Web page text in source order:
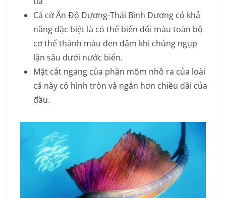
Cá cờ Ấn Độ Dương-Thái Bình Dương có khả
năng đặc biệt là có thể biến đổi màu toàn bộ
cơ thể thành màu đen đậm khi chúng ngụp
lặn sâu dưới nước biển.
Mặt cắt ngang của phần mõm nhô ra của loài
cá này có hình tròn và ngắn hơn chiều dài của
đầu.